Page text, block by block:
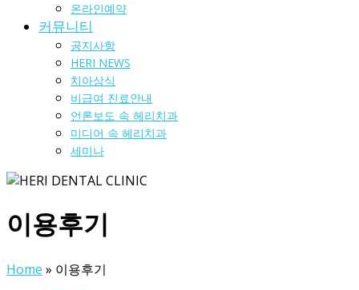
온라인예약
커뮤니티
공지사항
HERI NEWS
치아상식
비급여 진료안내
언론보도 속 헤리치과
미디어 속 헤리치과
세미나
이용후기
Home » 이용후기